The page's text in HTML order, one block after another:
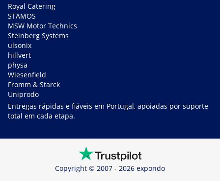
Royal Catering
STAMOS
MSW Motor Technics
Steinberg Systems
ulsonix
hillvert
physa
Wiesenfield
Fromm & Starck
Uniprodo
Entregas rápidas e fiáveis em Portugal, apoiadas por suporte
total em cada etapa.
Copyright © 2007 - 2026 expondo